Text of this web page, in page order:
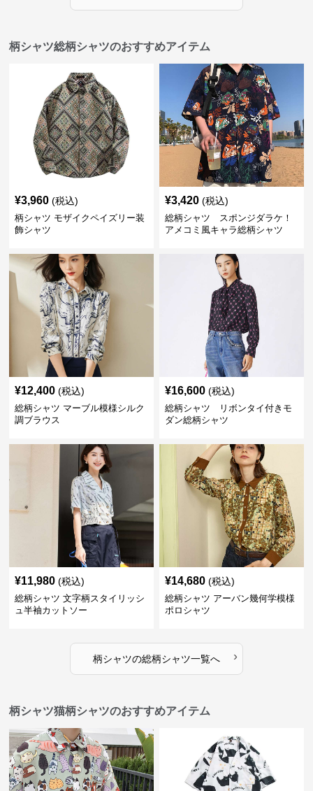
柄シャツ総柄シャツのおすすめアイテム
¥3,960 (税込)
柄シャツ モザイクペイズリー装
飾シャツ
¥3,420 (税込)
総柄シャツ スポンジダラケ！
アメコミ風キャラ総柄シャツ
¥12,400 (税込)
総柄シャツ マーブル模様シルク
調ブラウス
¥16,600 (税込)
総柄シャツ リボンタイ付きモ
ダン総柄シャツ
¥11,980 (税込)
総柄シャツ 文字柄スタイリッシ
ュ半袖カットソー
¥14,680 (税込)
総柄シャツ アーバン幾何学模様
ポロシャツ
柄シャツの総柄シャツ一覧へ ›
柄シャツ猫柄シャツのおすすめアイテム